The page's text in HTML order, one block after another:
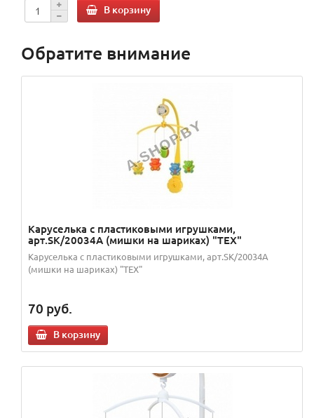
В корзину
Обратите внимание
Каруселька с пластиковыми игрушками,
арт.SK/20034A (мишки на шариках) "TEX"
Каруселька с пластиковыми игрушками, арт.SK/20034A
(мишки на шариках) "TEX"
70 руб.
В корзину